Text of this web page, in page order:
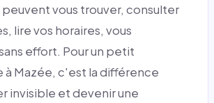
peuvent vous trouver, consulter
lire vos horaires, vous
effort. Pour un petit
Mazée, c'est la différence
invisible et devenir une